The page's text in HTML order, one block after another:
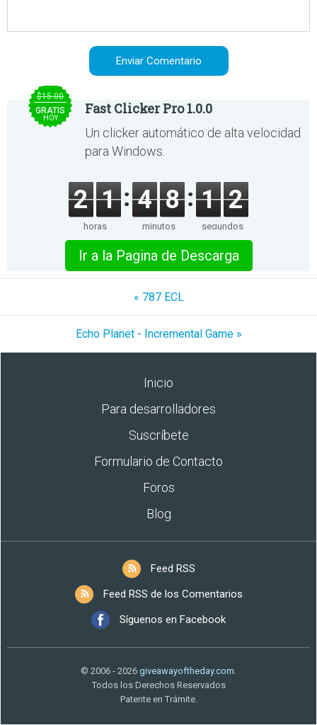
$15.00
GRATIS
HOY
Fast Clicker Pro 1.0.0
Un clicker automático de alta velocidad
para Windows.
2 1
horas
4 8
minutos
1 2
segundos
Ir a la Pagina de Descarga
« 787 ECL
Echo Planet - Incremental Game »
Inicio
Para desarrolladores
Suscríbete
Formulario de Contacto
Foros
Blog
Feed RSS
Feed RSS de los Comentarios
Síguenos en Facebook
© 2006 - 2026 giveawayoftheday.com.
Todos los Derechos Reservados
Patente en Trámite.